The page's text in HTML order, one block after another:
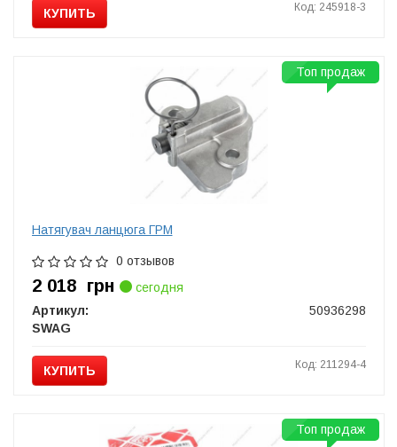
КУПИТЬ Код: 245918-3
Натягувач ланцюга ГРМ
0 отзывов
2 018 грн
сегодня
Артикул:
50936298
SWAG
КУПИТЬ Код: 211294-4
Топ продаж
Топ продаж